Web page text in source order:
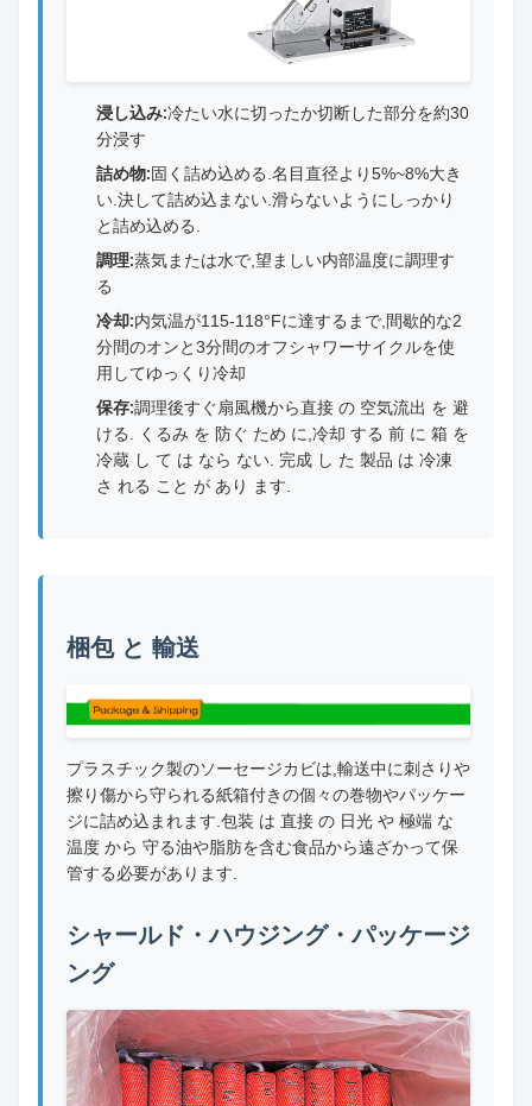
浸し込み:冷たい水に切ったか切断した部分を約30
分浸す
詰め物:固く詰め込める.名目直径より5%~8%大き
い.決して詰め込まない.滑らないようにしっかり
と詰め込める.
調理:蒸気または水で,望ましい内部温度に調理す
る
冷却:内気温が115-118°Fに達するまで,間歇的な2
分間のオンと3分間のオフシャワーサイクルを使
用してゆっくり冷却
保存:調理後すぐ扇風機から直接 の 空気流出 を 避
ける. くるみ を 防ぐ ため に,冷却 する 前 に 箱 を
冷蔵 し て は なら ない. 完成 し た 製品 は 冷凍
さ れる こと が あり ます.
梱包 と 輸送
プラスチック製のソーセージカビは,輸送中に刺さりや
擦り傷から守られる紙箱付きの個々の巻物やパッケー
ジに詰め込まれます.包装 は 直接 の 日光 や 極端 な
温度 から 守る油や脂肪を含む食品から遠ざかって保
管する必要があります.
シャールド・ハウジング・パッケージ
ング